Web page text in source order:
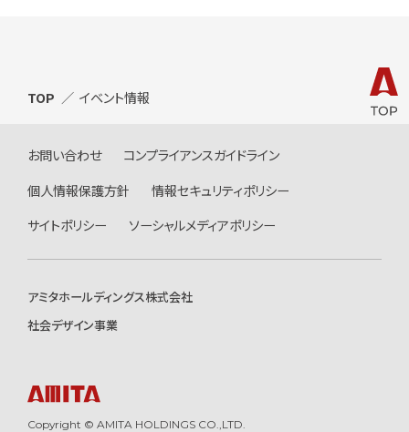
お問い合わせ
コンプライアンスガイドライン
個人情報保護方針
情報セキュリティポリシー
サイトポリシー
ソーシャルメディアポリシー
TOP イベント情報
Copyright © AMITA HOLDINGS CO.,LTD.
アミタホールディングス株式会社
社会デザイン事業